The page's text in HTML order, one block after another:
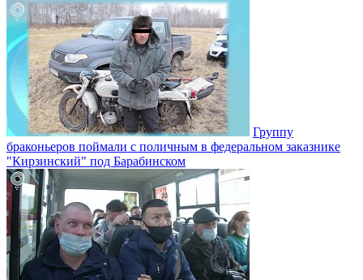
Группу
браконьеров поймали с поличным в федеральном заказнике
"Кирзинский" под Барабинском